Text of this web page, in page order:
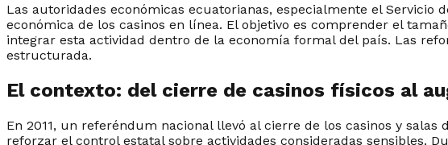
Las autoridades económicas ecuatorianas, especialmente el Servicio
económica de los casinos en línea. El objetivo es comprender el
integrar esta actividad dentro de la economía formal del país. Las
estructurada.
El contexto: del cierre de casinos físicos al
En 2011, un referéndum nacional llevó al cierre de los casinos y
reforzar el control estatal sobre actividades consideradas sensibles.